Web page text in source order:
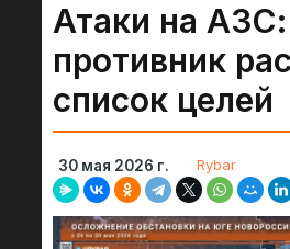
Атаки на АЗС:
противник
список целей
30 мая 2026 г. Rybar